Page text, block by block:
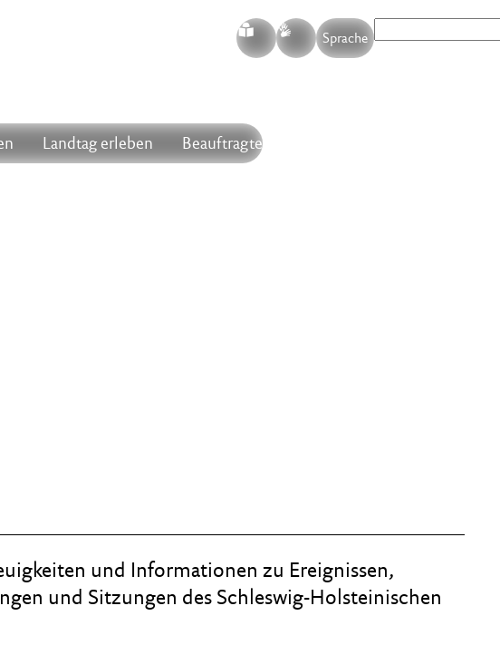
S G Sprache
Landtag erleben Beauftragte
und Informationen zu Ereignissen,
und Sitzungen des Schleswig-Holsteinischen